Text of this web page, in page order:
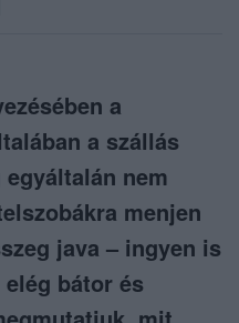
a
a szállás
nem
menjen
java – ingyen is
bátor és